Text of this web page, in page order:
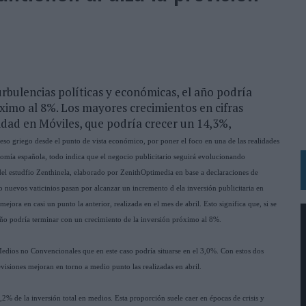
LA INFANCIA EN SU ESTRATEGIA
COMERCIAL GLOBAL
INSPIRADA EN CORNETTO, CALIPPO Y SOLERO
EL PATRIMONIO HISTÓRICO EN ACTIVOS CULTURALES Y ECONÓMICOS
GESTIÓN DE SUS RELACIONES CON LOS MEDIOS
EN SU ÚLTIMA CAMPAÑA INTERNACIONAL
DE INUSUALY PARA CERVEZA CAPAZ
políticas y económicas, el año podría
al 8%. Los mayores crecimientos en cifras
en Móviles, que podría crecer un 14,3%,
griego desde el punto de vista económico, por poner el foco en una de las realidades
española, todo indica que el negocio publicitario seguirá evolucionando
estudfio Zenthinela, elaborado por ZenithOptimedia en base a declaraciones de
vaticinios pasan por alcanzar un incremento d ela inversión publicitaria en
en casi un punto la anterior, realizada en el mes de abril. Esto significa que, si se
podría terminar con un crecimiento de la inversión próximo al 8%.
no Convencionales que en este caso podría situarse en el 3,0%. Con estos dos
mejoran en torno a medio punto las realizadas en abril.
de la inversión total en medios. Esta proporción suele caer en épocas de crisis y